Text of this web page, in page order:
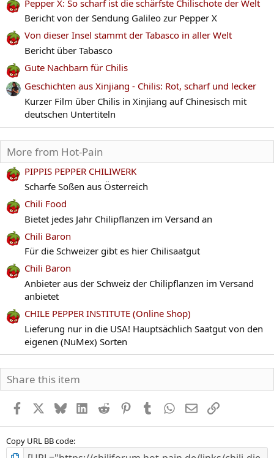
Pepper X: So scharf ist die schärfste Chilischote der Welt
Bericht von der Sendung Galileo zur Pepper X
Von dieser Insel stammt der Tabasco in aller Welt
Bericht über Tabasco
Gute Nachbarn für Chilis
Geschichten aus Xinjiang - Chilis: Rot, scharf und lecker
Kurzer Film über Chilis in Xinjiang auf Chinesisch mit
deutschen Untertiteln
More from Hot-Pain
PIPPIS PEPPER CHILIWERK
Scharfe Soßen aus Österreich
Chili Food
Bietet jedes Jahr Chilipflanzen im Versand an
Chili Baron
Für die Schweizer gibt es hier Chilisaatgut
Chili Baron
Anbieter aus der Schweiz der Chilipflanzen im Versand
anbietet
CHILE PEPPER INSTITUTE (Online Shop)
Lieferung nur in die USA! Hauptsächlich Saatgut von den
eigenen (NuMex) Sorten
Share this item
Facebook BlueskyLinkedInReddit PinterestTumblr WhatsApp
E-MailLink
Copy URL BB code